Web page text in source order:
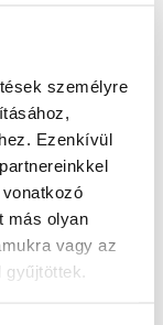
személyre
Ezenkívül
más olyan
vagy az
gyűjtöttek.